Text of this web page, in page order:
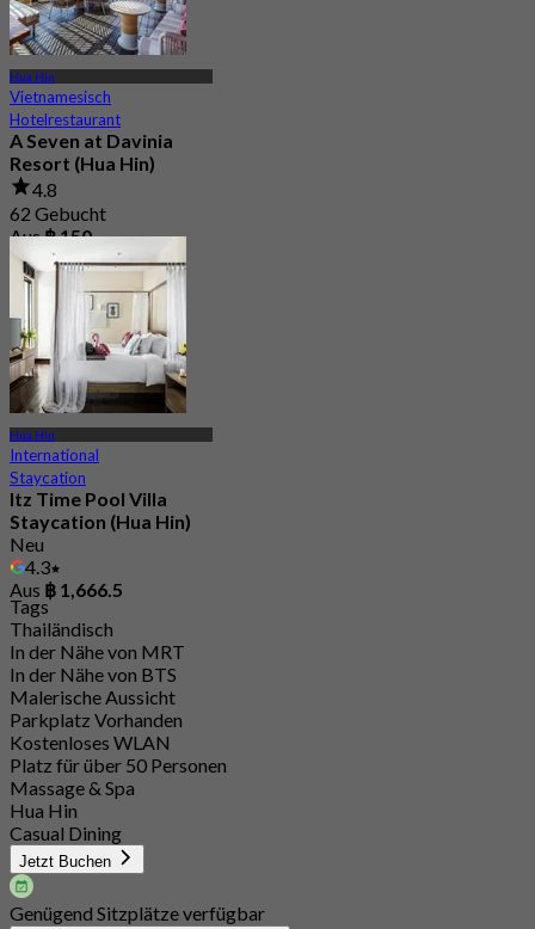
Hua Hin
Vietnamesisch
Hotelrestaurant
A Seven at Davinia
Resort (Hua Hin)
4.8
62 Gebucht
Aus฿ 150
Hua Hin
International
Staycation
Itz Time Pool Villa
Staycation (Hua Hin)
Neu
4.3
Aus ฿ 1,666.5
Tags
Thailändisch
In der Nähe von MRT
In der Nähe von BTS
Malerische Aussicht
Parkplatz Vorhanden
Kostenloses WLAN
Platz für über 50 Personen
Massage & Spa
Hua Hin
Casual Dining
Jetzt Buchen
Genügend Sitzplätze verfügbar